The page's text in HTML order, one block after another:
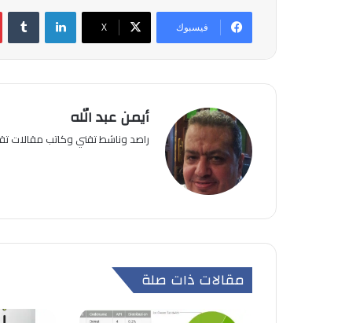
فيسبوك ‫X
لينكدإن
أيمن عبد الله
راصد وناشط تقني وكاتب مقالات
مقالات ذات صلة